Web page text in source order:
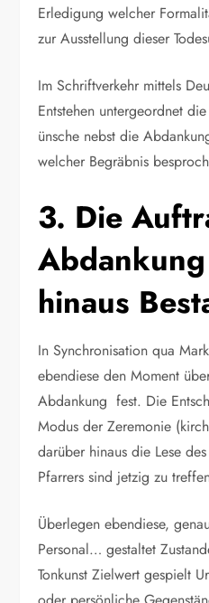
Erledigung welcher
zur Ausstellung dieser
Im Schriftverkehr mittels
Entstehen untergeordnet
ünsche nebst die
welcher Begräbnis
3. Die
hinaus
In Synchronisation qua
ebendiese den Moment
Abdankung fest. Die
Modus der Zeremonie
darüber hinaus die Lese
Pfarrers sind jetzig zu
Überlegen ebendiese,
Personal… gestaltet
Tonkunst Zielwert gespielt